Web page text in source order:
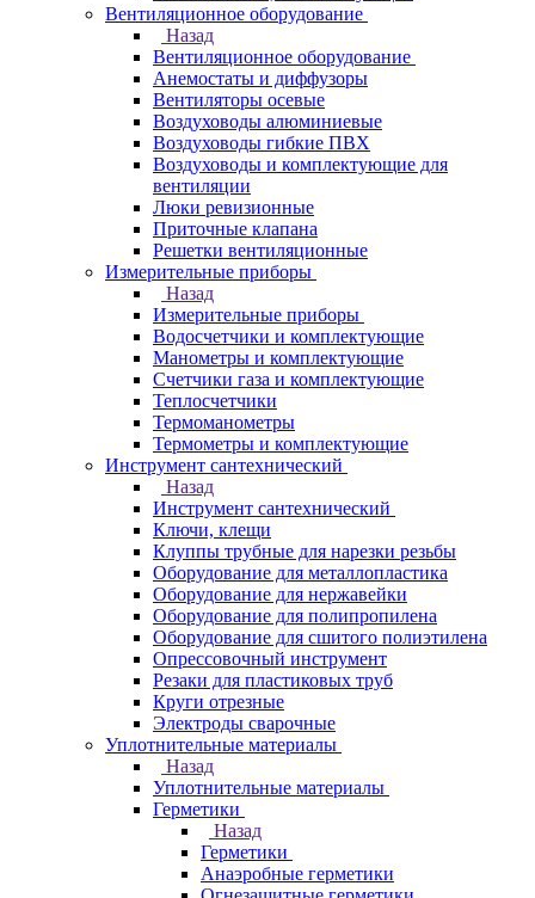
Вентиляционное оборудование
Назад
Вентиляционное оборудование
Анемостаты и диффузоры
Вентиляторы осевые
Воздуховоды алюминиевые
Воздуховоды гибкие ПВХ
Воздуховоды и комплектующие для
вентиляции
Люки ревизионные
Приточные клапана
Решетки вентиляционные
Измерительные приборы
Назад
Измерительные приборы
Водосчетчики и комплектующие
Манометры и комплектующие
Счетчики газа и комплектующие
Теплосчетчики
Термоманометры
Термометры и комплектующие
Инструмент сантехнический
Назад
Инструмент сантехнический
Ключи, клещи
Клуппы трубные для нарезки резьбы
Оборудование для металлопластика
Оборудование для нержавейки
Оборудование для полипропилена
Оборудование для сшитого полиэтилена
Опрессовочный инструмент
Резаки для пластиковых труб
Круги отрезные
Электроды сварочные
Уплотнительные материалы
Назад
Уплотнительные материалы
Герметики
Назад
Герметики
Анаэробные герметики